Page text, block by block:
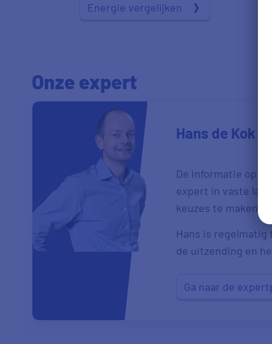
Energie vergelijken
Onze expert
Hans de Kok
De informatie op
expert in vaste
keuzes te maken.
Hans is
de uitzending en
Ga naar de